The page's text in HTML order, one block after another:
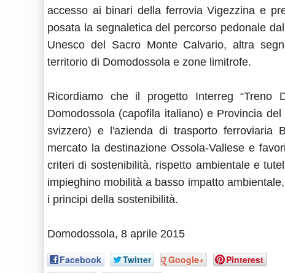
accesso ai binari della ferrovia Vigezzina e
posata la segnaletica del percorso pedonale
Unesco del Sacro Monte Calvario, altra
territorio di Domodossola e zone limitrofe.
Ricordiamo che il progetto Interreg “Treno
Domodossola (capofila italiano) e Provincia
svizzero) e l'azienda di trasporto ferroviaria
mercato la destinazione Ossola-Vallese e
criteri di sostenibilità, rispetto ambientale e
impieghino mobilità a basso impatto
i principi della sostenibilità.
Domodossola, 8 aprile 2015
Facebook Twitter Google+ Pinterest